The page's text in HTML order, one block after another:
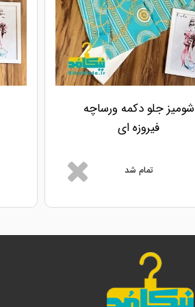
شومیز جلو دکمه ورساچه
فیروزه ای
تمام شد